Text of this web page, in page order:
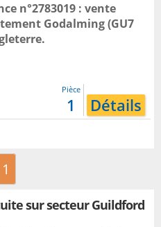
n°2783019 : vente
Godalming(GU7
.
Pièce
1 Détails
1
sur secteur Guildford